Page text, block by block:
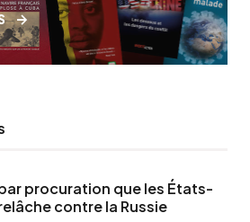
procuration que les États-
contre la Russie